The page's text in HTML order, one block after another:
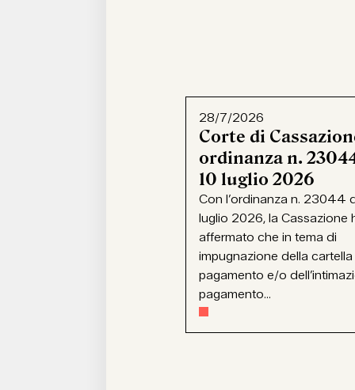
28/7/2026
Corte di
ordinanza n.
10 luglio 2026
Con l’ordinanza n. 23044
luglio 2026, la Cassazione
affermato che in tema di
impugnazione della
pagamento e/o
pagamento...